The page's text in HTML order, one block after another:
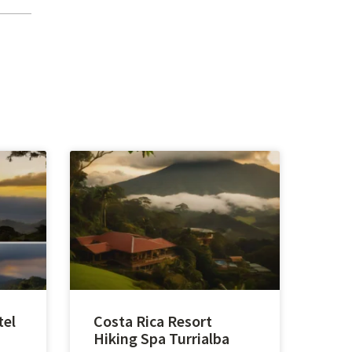
Costa Rica Resort
Hiking Spa Turrialba